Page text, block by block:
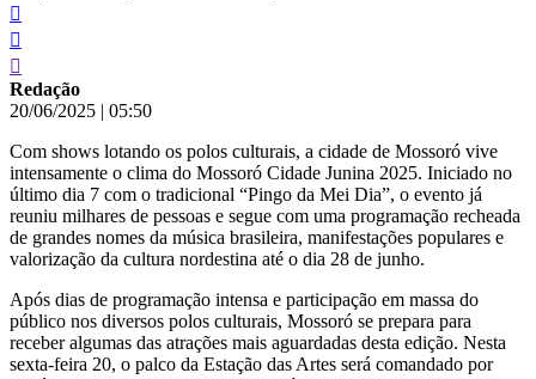
Redação
20/06/2025 | 05:50
Com shows lotando os polos culturais, a cidade de Mossoró vive
intensamente o clima do Mossoró Cidade Junina 2025. Iniciado no
último dia 7 com o tradicional “Pingo da Mei Dia”, o evento já
reuniu milhares de pessoas e segue com uma programação recheada
de grandes nomes da música brasileira, manifestações populares e
valorização da cultura nordestina até o dia 28 de junho.
Após dias de programação intensa e participação em massa do
público nos diversos polos culturais, Mossoró se prepara para
receber algumas das atrações mais aguardadas desta edição. Nesta
sexta-feira 20, o palco da Estação das Artes será comandado por